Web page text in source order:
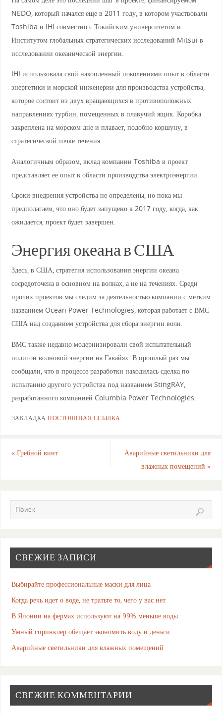
NEDO, который начался еще в 2011 году, в котором участвовали
Toshiba и IHI совместно с Токийским университетом и
Институтом глобальных стратегических исследований Mitsui в
исследовании океанической энергии.
IHI использовала свой накопленный поколениями опыт в области
энергетики и морской инженерии для производства устройства,
которое состоит из двух вращающихся в противоположных
направлениях турбин, помещенных в плавучий ящик. Коробка
закреплена на морском дне и плавает, подобно коршуну, в
стратегической точке течения.
Аналогичным образом, вклад компании Toshiba в проект
представляет ее опыт в области производства электроэнергии.
Сроки внедрения устройства не определены, но пока мы
предполагаем, что оно будет запущено к 2017 году, когда, как
ожидается, проект будет завершен.
Энергия океана в США
Здесь, в США, стратегия использования энергии океана
сосредоточена в основном на волнах, а не на течениях. Среди
прочих проектов мы следим за деятельностью компании с метким
названием Ocean Power Technologies, которая работает с ВМС
США над созданием устройства для сбора энергии волн.
ВМС также недавно модернизировали свой испытательный
полигон волновой энергии на Гавайях. В прошлый раз мы
сообщали, что в процессе разработки находилась сделка по
испытанию другого устройства под названием StingRAY,
разработанного компанией Columbia Power Technologies.
ЗАКЛАДКАПОСТОЯННАЯ ССЫЛКА.
«Гребной винт
Аварийные светильники для
влажных помещений»
СВЕЖИЕ ЗАПИСИ
Выбирайте профессиональные маски для лица
Когда речь идет о воде, не тратьте то, чего у вас нет
В Японии на фермах используют на 99% меньше воды
Умный спринклер обещает экономить воду и деньги
Аварийные светильники для влажных помещений
СВЕЖИЕ КОММЕНТАРИИ